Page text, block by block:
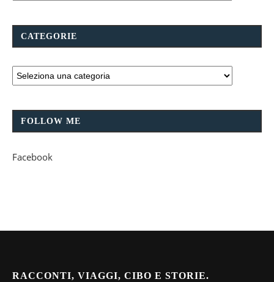
CATEGORIE
FOLLOW ME
Facebook
RACCONTI, VIAGGI, CIBO E STORIE.